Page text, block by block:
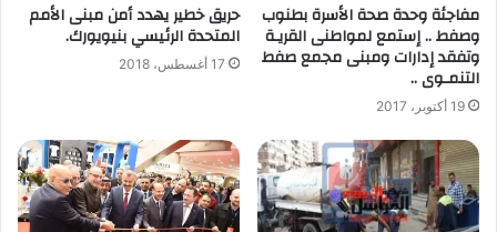
مفاجئة وحدة صحة الأسرة بطنوب
وصفط .. إستمع لمواطنى القريـة
وتفقد إدارات ومبنى مجمع صفط
التنمـوى ..
19 أكتوبر، 2017
حريق خطير يهدد أمن مبنى الأمم
المتحدة الرئيسي بنيويورك.
17 أغسطس، 2018